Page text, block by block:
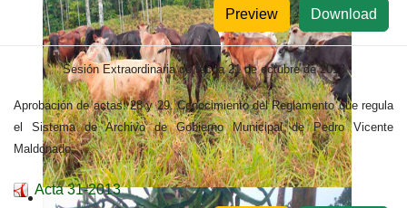
Download
Preview
Sesión Extraordinaria de fecha 21 de octubre de 2013
Aprobación de actas: 28 y 29. Conocimiento del Reglamento que regula
el Sistema de Archivo de Gobierno Municipal de Pedro Vicente
Maldonado.
Acta 31-2013